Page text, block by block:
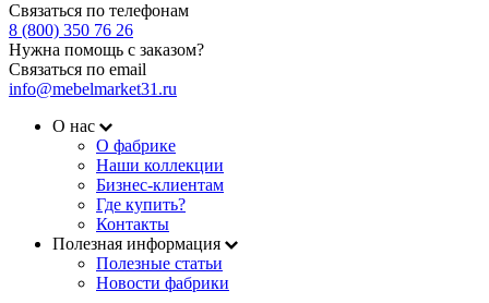
Связаться по телефонам
8 (800) 350 76 26
Нужна помощь с заказом?
Связаться по email
info@mebelmarket31.ru
О нас
О фабрике
Наши коллекции
Бизнес-клиентам
Где купить?
Контакты
Полезная информация
Полезные статьи
Новости фабрики